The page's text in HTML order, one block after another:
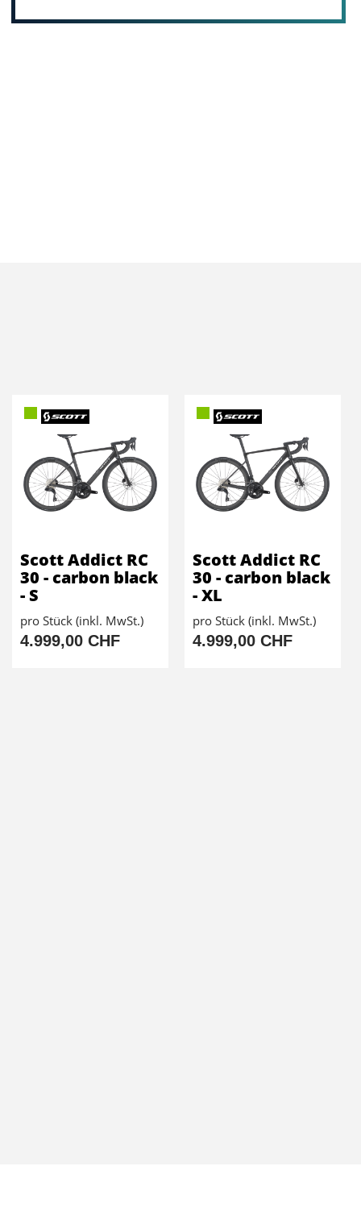
Scott Addict RC
30 - carbon black
- S
pro Stück (inkl. MwSt.)
4.999,00 CHF
Scott Addict RC
30 - carbon black
- XL
pro Stück (inkl. MwSt.)
4.999,00 CHF